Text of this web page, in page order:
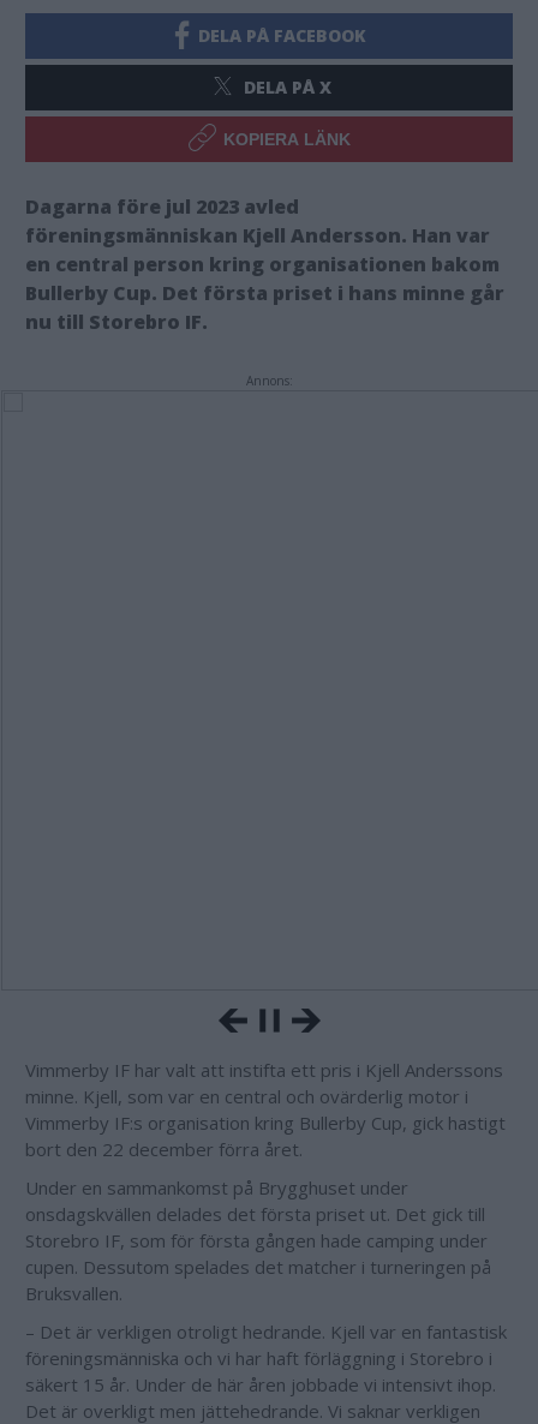
DELA PÅ FACEBOOK
DELA PÅ X
KOPIERA LÄNK
Dagarna före jul 2023 avled
föreningsmänniskan Kjell Andersson. Han var
en central person kring organisationen bakom
Bullerby Cup. Det första priset i hans minne går
nu till Storebro IF.
Annons:
Vimmerby IF har valt att instifta ett pris i Kjell Anderssons
minne. Kjell, som var en central och ovärderlig motor i
Vimmerby IF:s organisation kring Bullerby Cup, gick hastigt
bort den 22 december förra året.
Under en sammankomst på Brygghuset under
onsdagskvällen delades det första priset ut. Det gick till
Storebro IF, som för första gången hade camping under
cupen. Dessutom spelades det matcher i turneringen på
Bruksvallen.
– Det är verkligen otroligt hedrande. Kjell var en fantastisk
föreningsmänniska och vi har haft förläggning i Storebro i
säkert 15 år. Under de här åren jobbade vi intensivt ihop.
Det är overkligt men jättehedrande. Vi saknar verkligen